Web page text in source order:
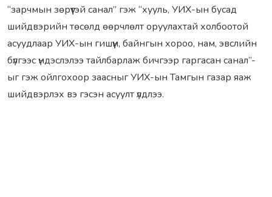
“зарчмын зөрүүтэй санал” гэж “хууль, УИХ-ын бусад
шийдвэрийн төсөлд өөрчлөлт оруулахтай холбоотой
асуудлаар УИХ-ын гишүүн, байнгын хороо, нам, эвслийн
бүлгээс үндэслэлээ тайлбарлаж бичгээр гаргасан санал”-
ыг гэж ойлгохоор заасныг УИХ-ын Тамгын газар яаж
шийдвэрлэх вэ гэсэн асуулт үлдлээ.